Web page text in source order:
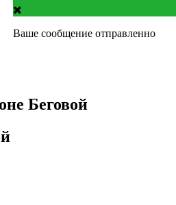
Ваше сообщение отправленно
Беговой